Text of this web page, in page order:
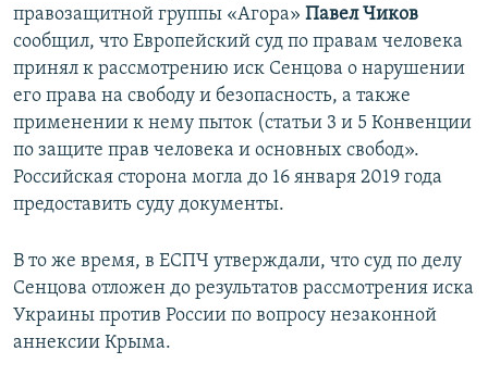
правозащитной группы «Агора» Павел Чиков
сообщил, что Европейский суд по правам человека
принял к рассмотрению иск Сенцова о нарушении
его права на свободу и безопасность, а также
применении к нему пыток (статьи 3 и 5 Конвенции
по защите прав человека и основных свобод».
Российская сторона могла до 16 января 2019 года
предоставить суду документы.
В то же время, в ЕСПЧ утверждали, что суд по делу
Сенцова отложен до результатов рассмотрения иска
Украины против России по вопросу незаконной
аннексии Крыма.